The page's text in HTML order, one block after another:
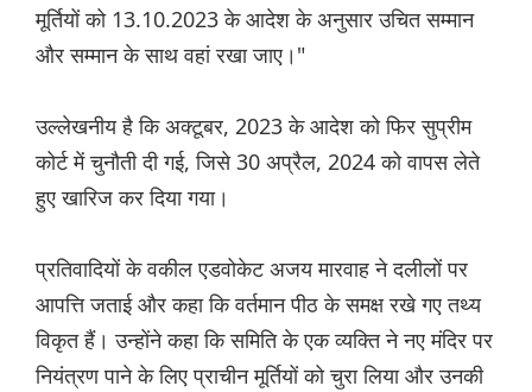
मूर्तियों को 13.10.2023 के आदेश के अनुसार उचित सम्मान
और सम्मान के साथ वहां रखा जाए।"
उल्लेखनीय है कि अक्टूबर, 2023 के आदेश को फिर सुप्रीम
कोर्ट में चुनौती दी गई, जिसे 30 अप्रैल, 2024 को वापस लेते
हुए खारिज कर दिया गया।
प्रतिवादियों के वकील एडवोकेट अजय मारवाह ने दलीलों पर
आपत्ति जताई और कहा कि वर्तमान पीठ के समक्ष रखे गए तथ्य
विकृत हैं। उन्होंने कहा कि समिति के एक व्यक्ति ने नए मंदिर पर
नियंत्रण पाने के लिए प्राचीन मूर्तियों को चुरा लिया और उनकी